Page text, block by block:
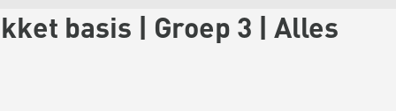
basis | Groep 3 | Alles